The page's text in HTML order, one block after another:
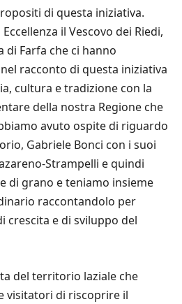
di questa iniziativa.
il Vescovo dei Riedi,
di Farfa che ci hanno
racconto di questa iniziativa
cultura e tradizione con la
della nostra Regione che
avuto ospite di riguardo
Gabriele Bonci con i suoi
Strampelli e quindi
di grano e teniamo insieme
raccontandolo per
crescita e di sviluppo del
del territorio laziale che
visitatori di riscoprire il